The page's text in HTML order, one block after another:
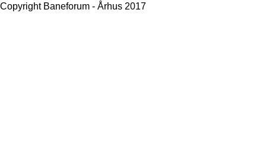
Copyright Baneforum - Århus 2017